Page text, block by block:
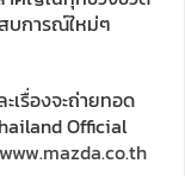
บการณ์ใหม่ๆ
เรื่องจะถ่ายทอด
Official
www.mazda.co.th